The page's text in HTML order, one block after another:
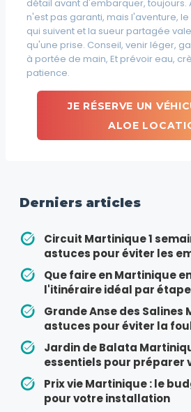
détail avant d'embarquer, toujours.
n'est pas garanti, mais l'aventure,
qui suivent et la sueur partagée
qu'une prise. Conseil, venir léger,
à portée de main, Et prévoir eau,
patience.
JE RÉSERVE UN
ALOE
Derniers articles
Circuit Martinique 1
astuces pour éviter les
Que faire en Martinique
l'itinéraire idéal par
Grande Anse des Salines
astuces pour éviter la
Jardin de Balata
essentiels pour préparer
Prix vie Martinique : le
pour votre installation